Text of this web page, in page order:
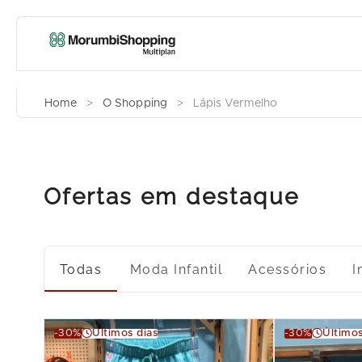
Home > O Shopping > Lápis Vermelho
Ofertas em destaque
Todas Moda Infantil Acessórios
-30% Últimos dias -30%